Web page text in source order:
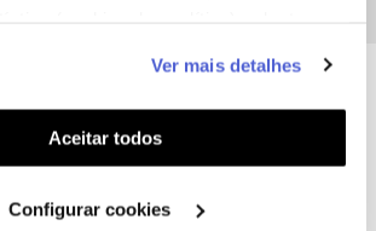
(cookies de personalização e
adaptar anúncios aos seus interesses
personalizada). Pode gerir a
clicando em "Configurar
Ver mais detalhes
Aceitar todos
Configurar cookies